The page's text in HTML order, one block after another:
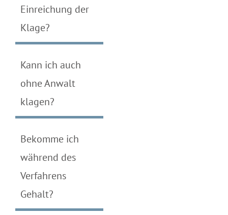
Einreichung der
Klage?
Kann ich auch
ohne Anwalt
klagen?
Bekomme ich
während des
Verfahrens
Gehalt?